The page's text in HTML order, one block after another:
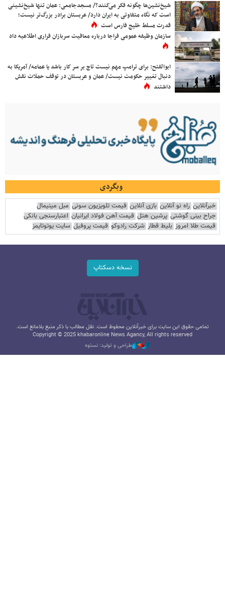
شیخ‌نشین‌ها چگونه فکر می‌کنند؟/ مسجدجامعی: عمان تنها شیخ‌نشینی
است که نگاه متفاوتی به ایران دارد/ عربستان برادر بزرگ‌تر نیست؛
قدرت مسلط خلیج فارس است
سازمان وظیفه عمومی فراجا درباره معافیت سربازان فراری اطلاعیه داد
ابوالفتح: برای ترامپ مهم نیست تاج بر سر کار باشد یا عمامه/ آمریکا به
دنبال تغییر حکومت نیست/ عمان و عربستان در توقف حملات نقش
داشتند
وبگردی
خبرآنلاین راه نو آنلاین بازی آنلاین قیمت تلویزیون سونی مبل مینیمال
جراح بینی گوشتی پرشین هتل قیمت آهن فولاد ایرانیان اعتبارسنجی بانکی
قیمت طلا امروز بلیط قطار شرکت رادوکو قیمت پروفیل سایت یوتوتایمز
نسخه دسکتاپ
تمامی حقوق این سایت برای خبرآنلاین محفوظ است. نقل مطالب با ذکر منبع بلامانع است.
Copyright © 2025 khabaronline News Agancy, All rights reserved
طراحی و تولید: نستوه